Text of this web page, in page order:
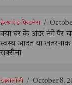
हेल्थ एंड फिटनेस /
क्या घर के अंदर नंगे पैर
स्वस्थ आदत या
सक्सैना
टेक्नोलॉजी / October 8,